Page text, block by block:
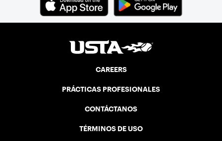
CAREERS
PRÁCTICAS PROFESIONALES
CONTÁCTANOS
TÉRMINOS DE USO